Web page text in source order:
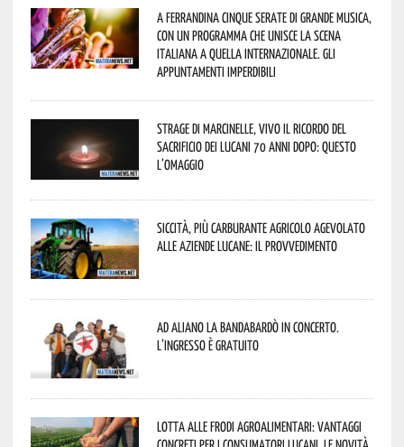
A Ferrandina cinque serate di grande musica,
con un programma che unisce la scena
italiana a quella internazionale. Gli
appuntamenti imperdibili
Strage di Marcinelle, vivo il ricordo del
sacrificio dei lucani 70 anni dopo: questo
l’omaggio
Siccità, più carburante agricolo agevolato
alle aziende lucane: il provvedimento
Ad Aliano la Bandabardò in concerto.
L’ingresso è gratuito
Lotta alle frodi agroalimentari: vantaggi